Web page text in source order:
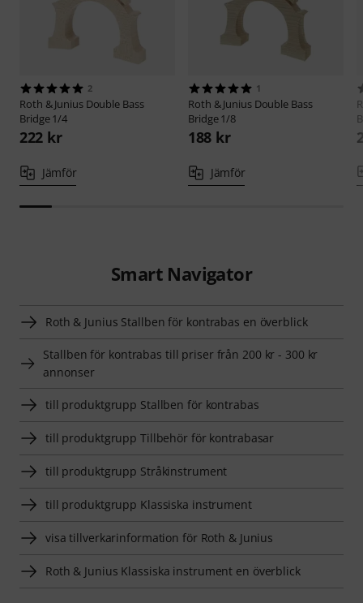
2
Roth & Junius Double Bass
Bridge 1/4
222 kr
Jämför
1
Roth & Junius Double Bass
Bridge 1/8
188 kr
Jämför
Smart Navigator
Roth & Junius Stallben för kontrabas en överblick
Stallben för kontrabas till priser från 200 kr - 300 kr
annonser
till produktgrupp Stallben för kontrabas
till produktgrupp Tillbehör för kontrabasar
till produktgrupp Stråkinstrument
till produktgrupp Klassiska instrument
visa tillverkarinformation för Roth & Junius
Roth & Junius Klassiska instrument en överblick